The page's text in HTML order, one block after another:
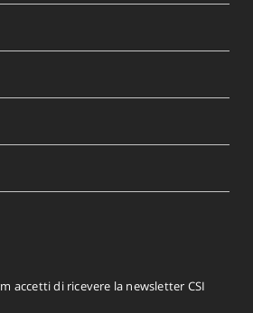
accetti di ricevere la newsletter CSI